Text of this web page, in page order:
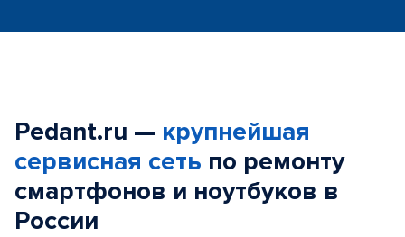
Pedant.ru — крупнейшая
сервисная сеть по ремонту
смартфонов и ноутбуков в
России